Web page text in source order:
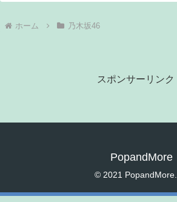
ホーム 乃木坂46
スポンサーリンク
PopandMore
© 2021 PopandMore.